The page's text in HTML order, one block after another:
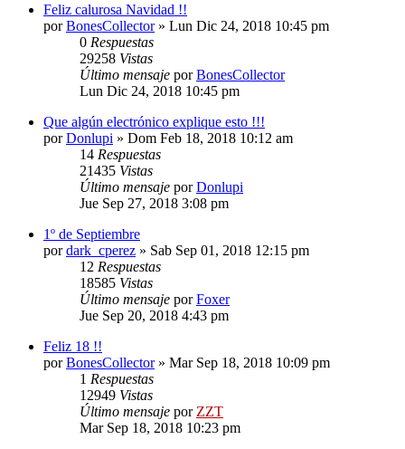
Feliz calurosa Navidad !!
porBonesCollector» Lun Dic 24, 2018 10:45 pm
0 Respuestas
29258 Vistas
Último mensaje porBonesCollector
Lun Dic 24, 2018 10:45 pm
Que algún electrónico explique esto !!!
porDonlupi » Dom Feb 18, 2018 10:12 am
14 Respuestas
21435 Vistas
Último mensaje porDonlupi
Jue Sep 27, 2018 3:08 pm
1º de Septiembre
pordark_cperez » Sab Sep 01, 2018 12:15 pm
12 Respuestas
18585 Vistas
Último mensaje porFoxer
Jue Sep 20, 2018 4:43 pm
Feliz 18 !!
porBonesCollector» Mar Sep 18, 2018 10:09 pm
1 Respuestas
12949 Vistas
Último mensaje por ZZT
Mar Sep 18, 2018 10:23 pm